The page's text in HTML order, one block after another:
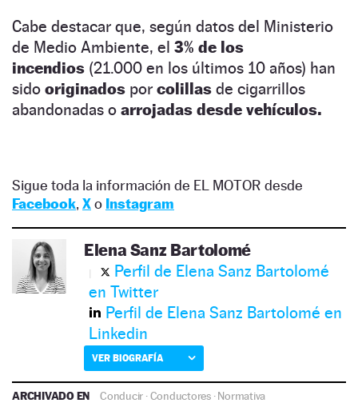
Cabe destacar que, según datos del Ministerio
de Medio Ambiente, el 3% de los
incendios (21.000 en los últimos 10 años) han
sido originados por colillas de cigarrillos
abandonadas o arrojadas desde vehículos.
Sigue toda la información de EL MOTOR desde
Facebook, Xo Instagram
Elena Sanz Bartolomé
Perfil de Elena Sanz Bartolomé
en Twitter
Perfil de Elena Sanz Bartolomé en
Linkedin
VER BIOGRAFÍA
ARCHIVADO EN Conducir ·Conductores·Normativa